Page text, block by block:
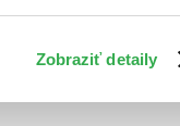
Zobraziť detaily